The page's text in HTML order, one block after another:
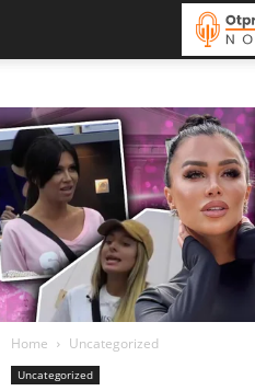
Home Uncategorized
Uncategorized